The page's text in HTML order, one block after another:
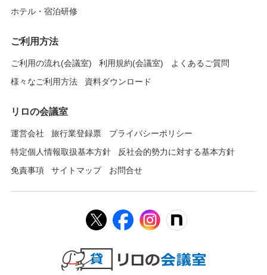
ホテル・宿泊研修
ご利用方法
ご利用の流れ(会議室) 利用規約(会議室)
よくあるご質問
様々なご利用方法
資料ダウンロード
リロの会議室
運営会社 旅行業登録票
プライバシーポリシー
特定個人情報取扱基本方針
反社会的勢力に対する基本方針
免責事項
サイトマップ お問合せ